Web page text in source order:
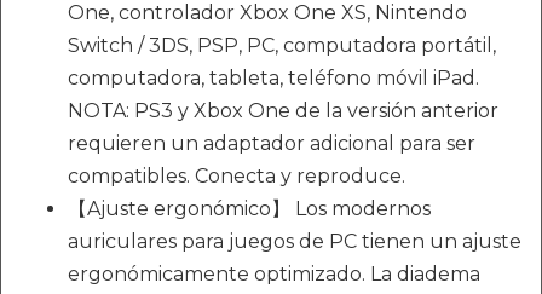
One, controlador Xbox One XS, Nintendo
Switch / 3DS, PSP, PC, computadora portátil,
computadora, tableta, teléfono móvil iPad.
NOTA: PS3 y Xbox One de la versión anterior
requieren un adaptador adicional para ser
compatibles. Conecta y reproduce.
【Ajuste ergonómico】 Los modernos
auriculares para juegos de PC tienen un ajuste
ergonómicamente optimizado. La diadema